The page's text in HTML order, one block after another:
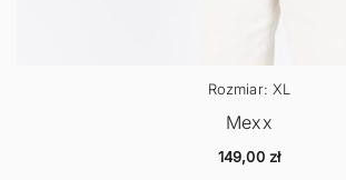
Rozmiar: XL
Mexx
149,00 zł